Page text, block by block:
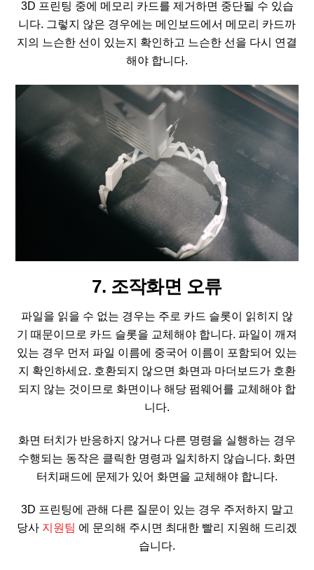
3D 프린팅 중에 메모리 카드를 제거하면 중단될 수 있습
니다. 그렇지 않은 경우에는 메인보드에서 메모리 카드까
지의 느슨한 선이 있는지 확인하고 느슨한 선을 다시 연결
해야 합니다.
7. 조작화면 오류
파일을 읽을 수 없는 경우는 주로 카드 슬롯이 읽히지 않
기 때문이므로 카드 슬롯을 교체해야 합니다. 파일이 깨져
있는 경우 먼저 파일 이름에 중국어 이름이 포함되어 있는
지 확인하세요. 호환되지 않으면 화면과 마더보드가 호환
되지 않는 것이므로 화면이나 해당 펌웨어를 교체해야 합
니다.
화면 터치가 반응하지 않거나 다른 명령을 실행하는 경우
수행되는 동작은 클릭한 명령과 일치하지 않습니다. 화면
터치패드에 문제가 있어 화면을 교체해야 합니다.
3D 프린팅에 관해 다른 질문이 있는 경우 주저하지 말고
당사 지원팀 에 문의해 주시면 최대한 빨리 지원해 드리겠
습니다.